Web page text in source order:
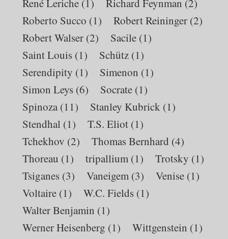
René Leriche (1) Richard Feynman (2)
Roberto Succo (1) Robert Reininger (2)
Robert Walser (2) Sacile (1)
Saint Louis (1) Schütz (1)
Serendipity (1) Simenon (1)
Simon Leys (6) Socrate (1)
Spinoza (11) Stanley Kubrick (1)
Stendhal (1) T.S. Eliot (1)
Tchekhov (2) Thomas Bernhard (4)
Thoreau (1) tripallium (1) Trotsky (1)
Tsiganes (3) Vaneigem (3) Venise (1)
Voltaire (1) W.C. Fields (1)
Walter Benjamin (1)
Werner Heisenberg (1) Wittgenstein (1)